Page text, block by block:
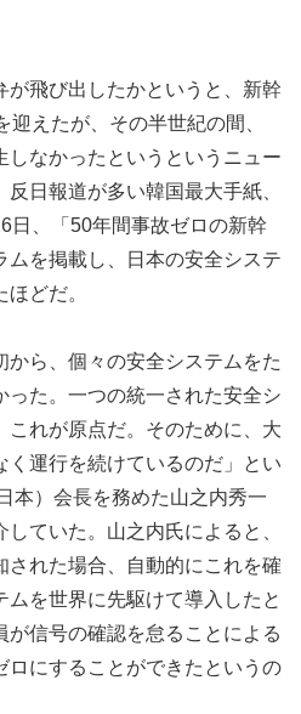
が飛び出したかというと、新幹
えたが、その半世紀の間、
しなかったというというニュー
日報道が多い韓国最大手紙、
日、「50年間事故ゼロの新幹
ムを掲載し、日本の安全システ
どだ。
から、個々の安全システムをた
った。一つの統一された安全シ
これが原点だ。そのために、大
く運行を続けているのだ」とい
本）会長を務めた山之内秀一
ていた。山之内氏によると、
された場合、自動的にこれを確
を世界に先駆けて導入したと
が信号の確認を怠ることによる
ロにすることができたというの